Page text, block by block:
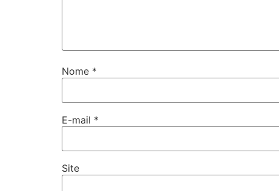
Nome *
E-mail *
Site